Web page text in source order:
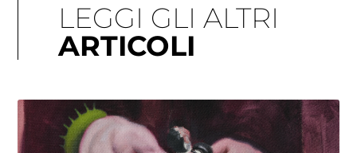
LEGGI GLI ALTRI
ARTICOLI
PaginaPagina PaginaPagina